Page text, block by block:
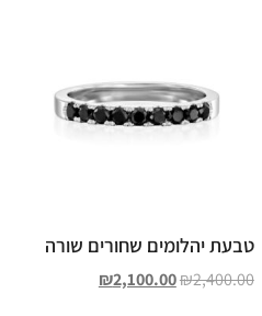
טבעת יהלומים שחורים שורה
₪2,400.00
₪2,100.00